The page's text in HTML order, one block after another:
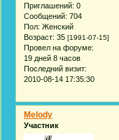
Приглашений: 0
Сообщений: 704
Пол: Женский
Возраст: 35 [1991-07-15]
Провел на форуме:
19 дней 8 часов
Последний визит:
2010-08-14 17:35:30
Melody
Участник